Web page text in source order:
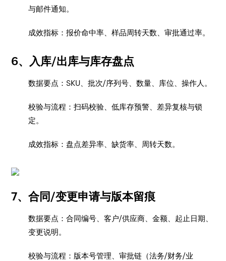
与邮件通知。
成效指标：报价命中率、样品周转天数、审批通过率。
6、入库/出库与库存盘点
数据要点：SKU、批次/序列号、数量、库位、操作人。
校验与流程：扫码校验、低库存预警、差异复核与锁
定。
成效指标：盘点差异率、缺货率、周转天数。
7、合同/变更申请与版本留痕
数据要点：合同编号、客户/供应商、金额、起止日期、
变更说明。
校验与流程：版本号管理、审批链（法务/财务/业